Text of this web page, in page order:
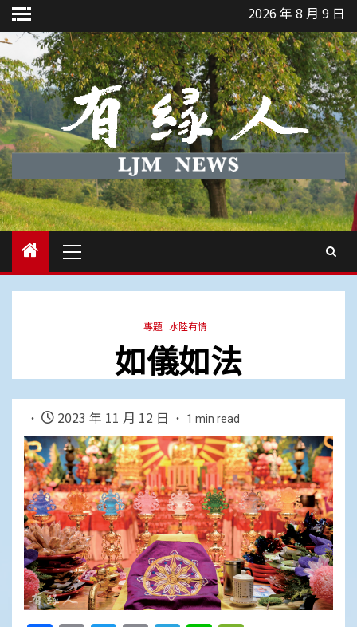
Skip
to
content
2026 年 8 月 9 日
Menu
專題 水陸有情
如儀如法
2023 年 11 月 12 日 1 min read